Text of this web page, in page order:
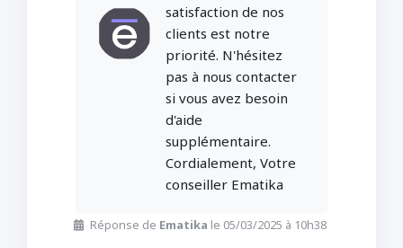
satisfaction de nos
clients est notre
priorité. N'hésitez
pas à nous contacter
si vous avez besoin
d'aide
supplémentaire.
Cordialement, Votre
conseiller Ematika
Réponse de Ematika le 05/03/2025 à 10h38